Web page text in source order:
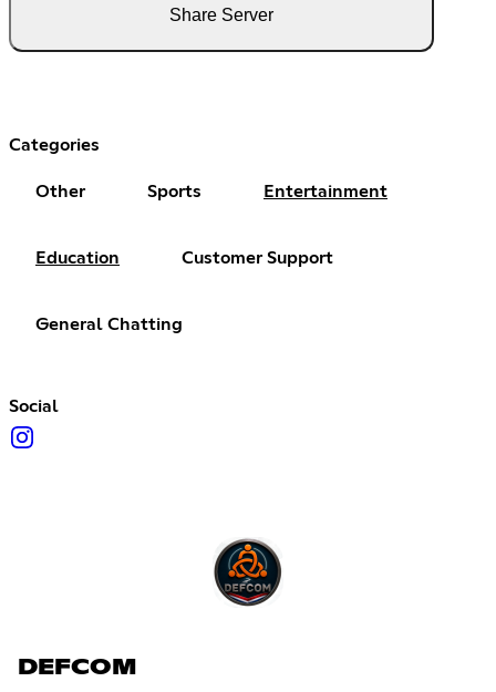
Share Server
Categories
Other Sports Entertainment
Education Customer Support
General Chatting
Social
DEFCOM